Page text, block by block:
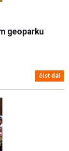
geoparku
číst dál